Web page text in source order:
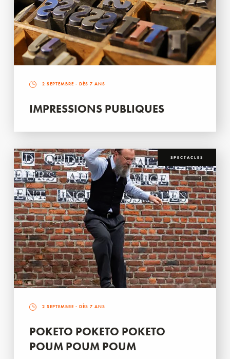
2 SEPTEMBRE - DÈS 7 ANS
IMPRESSIONS PUBLIQUES
SPECTACLES
2 SEPTEMBRE - DÈS 7 ANS
POKETO POKETO POKETO
POUM POUM POUM